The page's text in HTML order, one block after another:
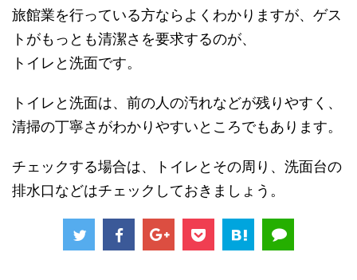
旅館業を行っている方ならよくわかりますが、ゲス
トがもっとも清潔さを要求するのが、
トイレと洗面です。
トイレと洗面は、前の人の汚れなどが残りやすく、
清掃の丁寧さがわかりやすいところでもあります。
チェックする場合は、トイレとその周り、洗面台の
排水口などはチェックしておきましょう。